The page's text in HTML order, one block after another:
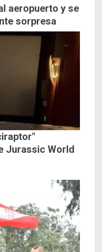
aeropuerto y se
sorpresa
Jurassic World